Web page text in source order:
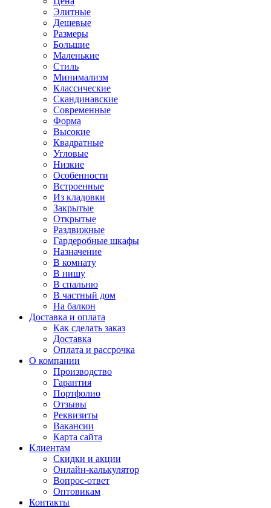
Элитные
Дешевые
Размеры
Большие
Маленькие
Стиль
Минимализм
Классические
Скандинавские
Современные
Форма
Высокие
Квадратные
Угловые
Низкие
Особенности
Встроенные
Из кладовки
Закрытые
Открытые
Раздвижные
Гардеробные шкафы
Назначение
В комнату
В нишу
В спальню
В частный дом
На балкон
Доставка и оплата
Как сделать заказ
Доставка
Оплата и рассрочка
О компании
Производство
Гарантия
Портфолио
Отзывы
Реквизиты
Вакансии
Карта сайта
Клиентам
Скидки и акции
Онлайн-калькулятор
Вопрос-ответ
Оптовикам
Контакты